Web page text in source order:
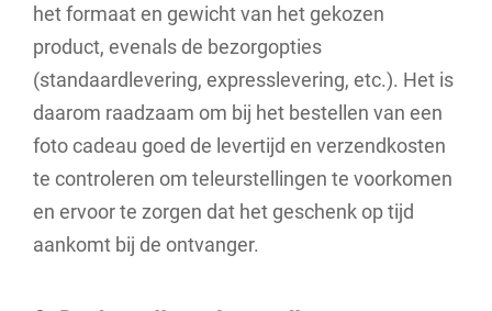
het formaat en gewicht van het gekozen
product, evenals de bezorgopties
(standaardlevering, expresslevering, etc.). Het is
daarom raadzaam om bij het bestellen van een
foto cadeau goed de levertijd en verzendkosten
te controleren om teleurstellingen te voorkomen
en ervoor te zorgen dat het geschenk op tijd
aankomt bij de ontvanger.